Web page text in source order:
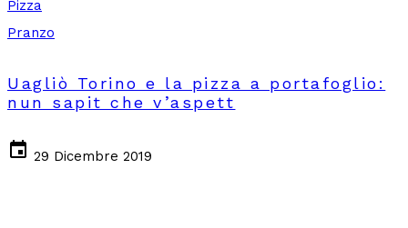
Pizza
Pranzo
Uagliò Torino e la pizza a portafoglio:
nun sapit che v’aspett
event 29 Dicembre 2019